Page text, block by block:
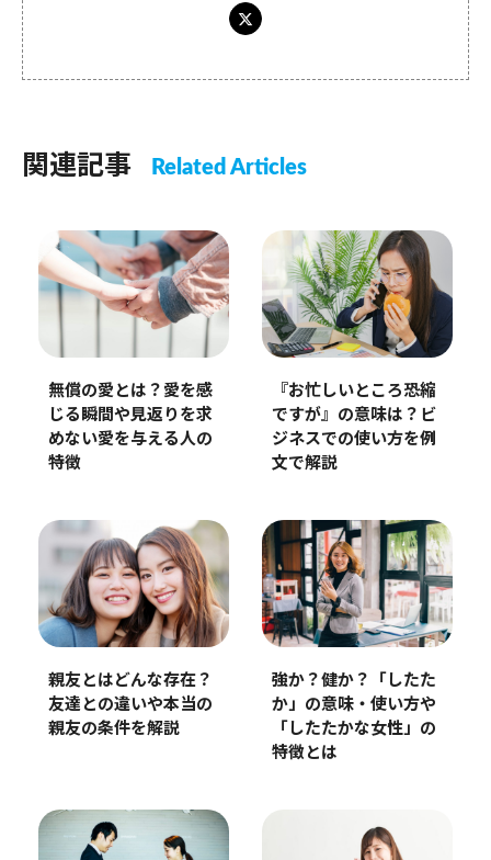
関連記事 Related Articles
無償の愛とは？愛を感
じる瞬間や見返りを求
めない愛を与える人の
特徴
『お忙しいところ恐縮
ですが』の意味は？ビ
ジネスでの使い方を例
文で解説
親友とはどんな存在？
友達との違いや本当の
親友の条件を解説
強か？健か？「したた
か」の意味・使い方や
「したたかな女性」の
特徴とは